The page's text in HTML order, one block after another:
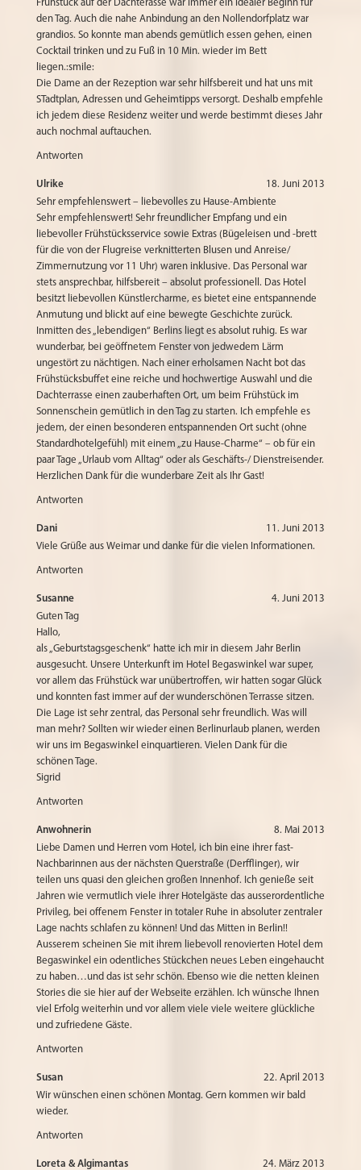
Frühstück auf der Dachterasse war immer ein idealer Beginn für
den Tag. Auch die nahe Anbindung an den Nollendorfplatz war
grandios. So konnte man abends gemütlich essen gehen, einen
Cocktail trinken und zu Fuß in 10 Min. wieder im Bett
liegen.:smile:
Die Dame an der Rezeption war sehr hilfsbereit und hat uns mit
STadtplan, Adressen und Geheimtipps versorgt. Deshalb empfehle
ich jedem diese Residenz weiter und werde bestimmt dieses Jahr
auch nochmal auftauchen.
Antworten
Ulrike
18. Juni 2013
Sehr empfehlenswert – liebevolles zu Hause-Ambiente
Sehr empfehlenswert! Sehr freundlicher Empfang und ein
liebevoller Frühstücksservice sowie Extras (Bügeleisen und -brett
für die von der Flugreise verknitterten Blusen und Anreise/
Zimmernutzung vor 11 Uhr) waren inklusive. Das Personal war
stets ansprechbar, hilfsbereit – absolut professionell. Das Hotel
besitzt liebevollen Künstlercharme, es bietet eine entspannende
Anmutung und blickt auf eine bewegte Geschichte zurück.
Inmitten des „lebendigen“ Berlins liegt es absolut ruhig. Es war
wunderbar, bei geöffnetem Fenster von jedwedem Lärm
ungestört zu nächtigen. Nach einer erholsamen Nacht bot das
Frühstücksbuffet eine reiche und hochwertige Auswahl und die
Dachterrasse einen zauberhaften Ort, um beim Frühstück im
Sonnenschein gemütlich in den Tag zu starten. Ich empfehle es
jedem, der einen besonderen entspannenden Ort sucht (ohne
Standardhotelgefühl) mit einem „zu Hause-Charme“ – ob für ein
paar Tage „Urlaub vom Alltag“ oder als Geschäfts-/ Dienstreisender.
Herzlichen Dank für die wunderbare Zeit als Ihr Gast!
Antworten
Dani
11. Juni 2013
Viele Grüße aus Weimar und danke für die vielen Informationen.
Antworten
Susanne
4. Juni 2013
Guten Tag
Hallo,
als „Geburtstagsgeschenk“ hatte ich mir in diesem Jahr Berlin
ausgesucht. Unsere Unterkunft im Hotel Begaswinkel war super,
vor allem das Frühstück war unübertroffen, wir hatten sogar Glück
und konnten fast immer auf der wunderschönen Terrasse sitzen.
Die Lage ist sehr zentral, das Personal sehr freundlich. Was will
man mehr? Sollten wir wieder einen Berlinurlaub planen, werden
wir uns im Begaswinkel einquartieren. Vielen Dank für die
schönen Tage.
Sigrid
Antworten
Anwohnerin
8. Mai 2013
Liebe Damen und Herren vom Hotel, ich bin eine ihrer fast-
Nachbarinnen aus der nächsten Querstraße (Derfflinger), wir
teilen uns quasi den gleichen großen Innenhof. Ich genieße seit
Jahren wie vermutlich viele ihrer Hotelgäste das ausserordentliche
Privileg, bei offenem Fenster in totaler Ruhe in absoluter zentraler
Lage nachts schlafen zu können! Und das Mitten in Berlin!!
Ausserem scheinen Sie mit ihrem liebevoll renovierten Hotel dem
Begaswinkel ein odentliches Stückchen neues Leben eingehaucht
zu haben…und das ist sehr schön. Ebenso wie die netten kleinen
Stories die sie hier auf der Webseite erzählen. Ich wünsche Ihnen
viel Erfolg weiterhin und vor allem viele viele weitere glückliche
und zufriedene Gäste.
Antworten
Susan
22. April 2013
Wir wünschen einen schönen Montag. Gern kommen wir bald
wieder.
Antworten
Loreta & Algimantas
24. März 2013